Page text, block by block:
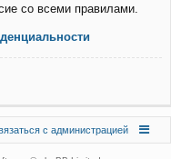
со всеми правилами.
язаться с администрацией